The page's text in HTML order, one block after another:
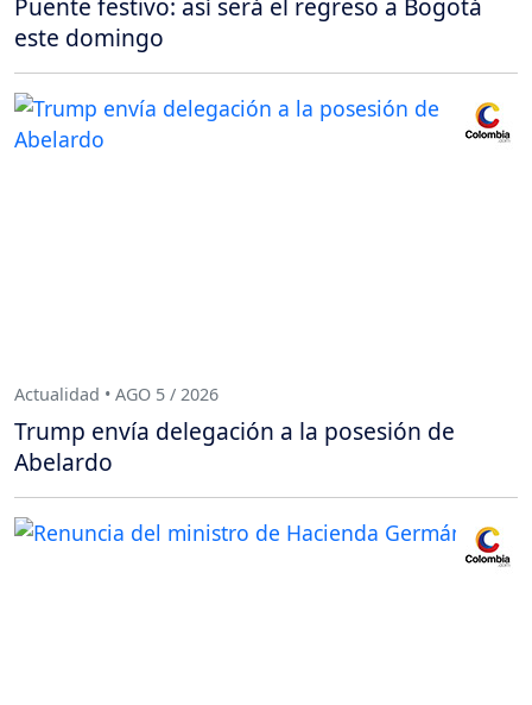
Puente festivo: así será el regreso a Bogotá
este domingo
Actualidad • AGO 5 / 2026
Trump envía delegación a la posesión de
Abelardo